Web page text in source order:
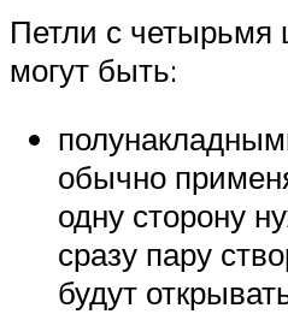
Петли с
могут быть:
обычно
одну сторону
сразу пару
будут